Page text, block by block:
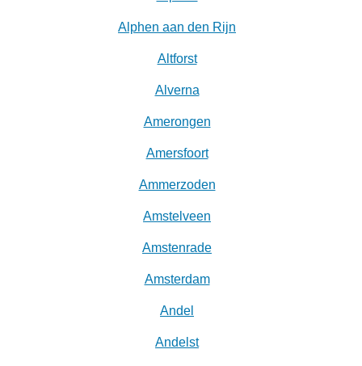
Alphen aan den Rijn
Altforst
Alverna
Amerongen
Amersfoort
Ammerzoden
Amstelveen
Amstenrade
Amsterdam
Andel
Andelst